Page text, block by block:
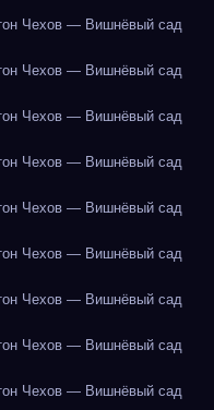
Чехов — Вишнёвый сад
Чехов — Вишнёвый сад
Чехов — Вишнёвый сад
Чехов — Вишнёвый сад
Чехов — Вишнёвый сад
Чехов — Вишнёвый сад
Чехов — Вишнёвый сад
Чехов — Вишнёвый сад
Чехов — Вишнёвый сад